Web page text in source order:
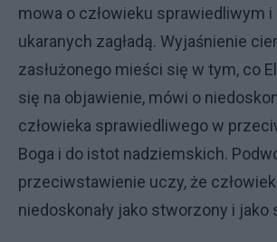
mowa o czło­wieku sprawiedliwym
ukaranych zagładą. Wyjaśnienie
zasłużonego mieści się w tym, co
się na obja­wienie, mówi o
człowieka sprawiedliwego w
Boga i do istot nadziem­skich.
przeciwstawienie uczy, że
niedoskonały jako stworzony i jako